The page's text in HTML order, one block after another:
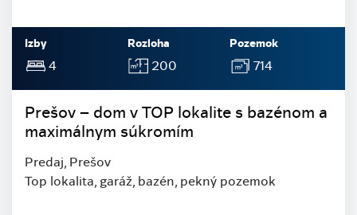
Izby
4
Rozloha
200
Pozemok
714
Prešov – dom v TOP lokalite s bazénom a
maximálnym súkromím
Predaj, Prešov
Top lokalita, garáž, bazén, pekný pozemok